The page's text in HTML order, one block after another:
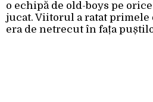
o echipă de old-boys pe
jucat. Viitorul a ratat primele
era de netrecut în fața